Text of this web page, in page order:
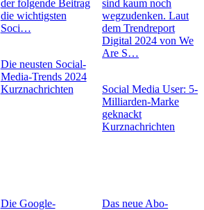
der folgende Beitrag
die wichtigsten
Soci…
Die neusten Social-
Media-Trends 2024
Kurznachrichten
sind kaum noch
wegzudenken. Laut
dem Trendreport
Digital 2024 von We
Are S…
Social Media User: 5-
Milliarden-Marke
geknackt
Kurznachrichten
Die Google-
Das neue Abo-